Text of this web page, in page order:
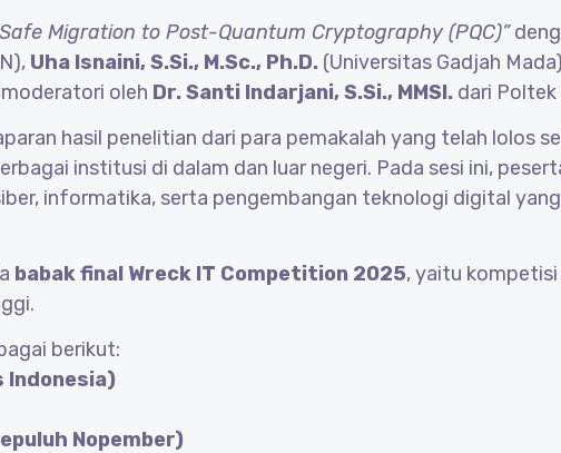
Migration to Post-Quantum Cryptography (PQC)”
Uha Isnaini, S.Si., M.Sc., Ph.D. (Universitas Gadjah
oleh Dr. Santi Indarjani, S.Si., MMSI. dari Poltek
hasil penelitian dari para pemakalah yang telah lolos
institusi di dalam dan luar negeri. Pada sesi ini,
informatika, serta pengembangan teknologi digital
babak final Wreck IT Competition 2025, yaitu kompetisi
berikut:
Indonesia)
Nopember)